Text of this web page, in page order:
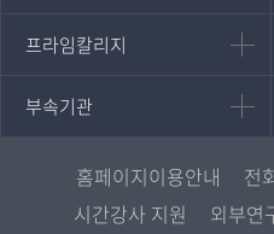
국어국문학과
영어영문학과
일본학과
프라임칼리지
프라임칼리지
학사학위과정
평생교육과정
부속기관
부속기관
중앙도서관
원격교육혁신연구원
통합인문학연구소
홈페이지이용안내 전
시간강사 지원
외부연